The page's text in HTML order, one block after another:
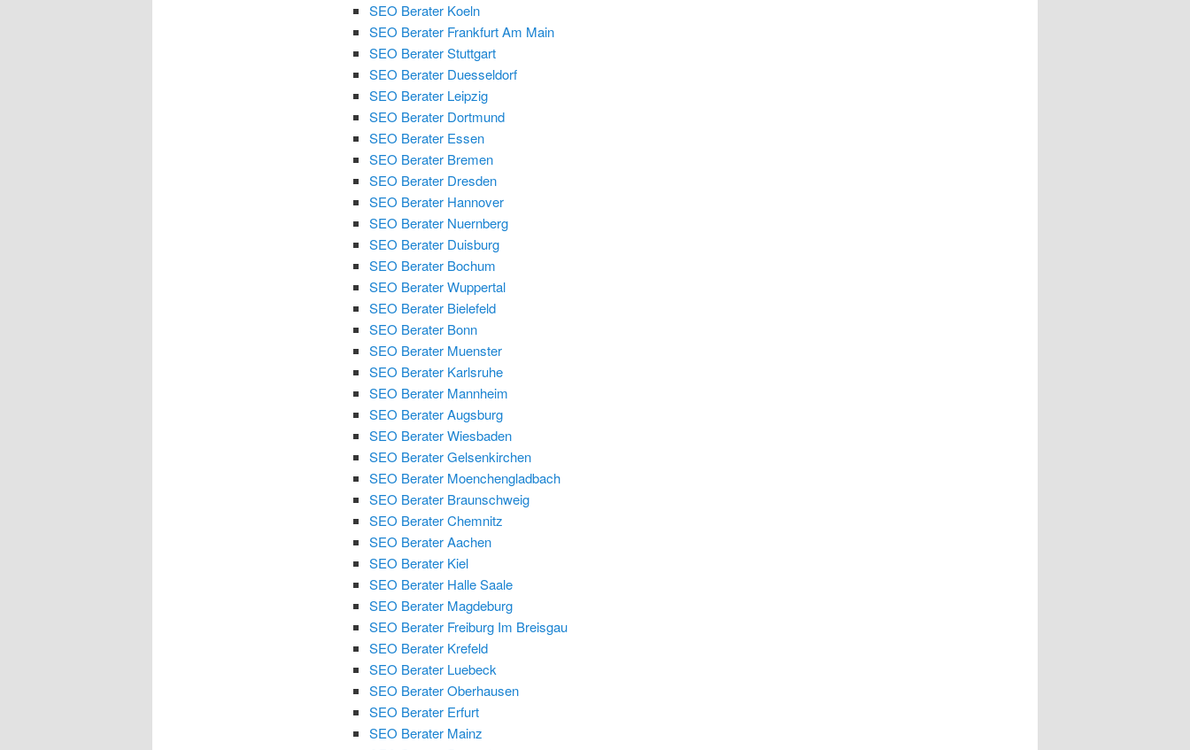
SEO Berater Koeln
SEO Berater Frankfurt Am Main
SEO Berater Stuttgart
SEO Berater Duesseldorf
SEO Berater Leipzig
SEO Berater Dortmund
SEO Berater Essen
SEO Berater Bremen
SEO Berater Dresden
SEO Berater Hannover
SEO Berater Nuernberg
SEO Berater Duisburg
SEO Berater Bochum
SEO Berater Wuppertal
SEO Berater Bielefeld
SEO Berater Bonn
SEO Berater Muenster
SEO Berater Karlsruhe
SEO Berater Mannheim
SEO Berater Augsburg
SEO Berater Wiesbaden
SEO Berater Gelsenkirchen
SEO Berater Moenchengladbach
SEO Berater Braunschweig
SEO Berater Chemnitz
SEO Berater Aachen
SEO Berater Kiel
SEO Berater Halle Saale
SEO Berater Magdeburg
SEO Berater Freiburg Im Breisgau
SEO Berater Krefeld
SEO Berater Luebeck
SEO Berater Oberhausen
SEO Berater Erfurt
SEO Berater Mainz